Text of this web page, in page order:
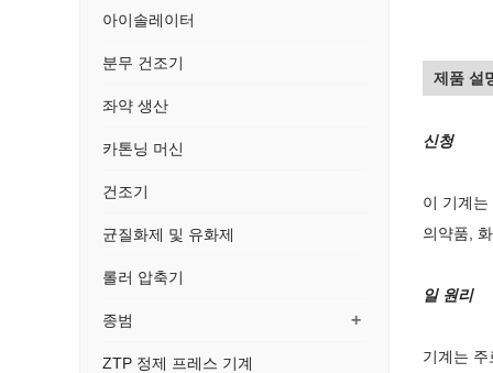
제품 설
신청
이 기계
의약품,
일 원리
기계는
아이솔레이터
분무 건조기
좌약 생산
카톤닝 머신
건조기
균질화제 및 유화제
롤러 압축기
+
종범
ZTP 정제 프레스 기계